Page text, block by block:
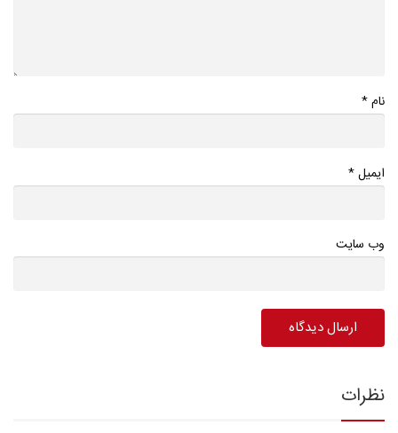
نام*
ایمیل*
وب سایت
نظرات